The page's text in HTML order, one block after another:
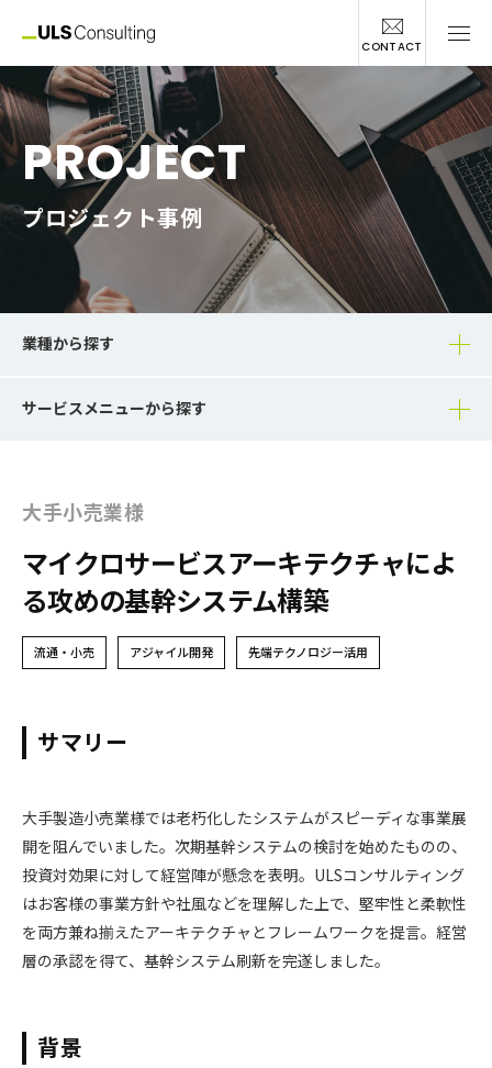
CONTACT
PROJECT
プロジェクト事例
業種から探す
サービスメニューから探す
大手小売業様
マイクロサービスアーキテクチャによ
る攻めの基幹システム構築
流通・小売 アジャイル開発 先端テクノロジー活用
サマリー
大手製造小売業様では老朽化したシステムがスピーディな事業展
開を阻んでいました。次期基幹システムの検討を始めたものの、
投資対効果に対して経営陣が懸念を表明。ULSコンサルティング
はお客様の事業方針や社風などを理解した上で、堅牢性と柔軟性
を両方兼ね揃えたアーキテクチャとフレームワークを提言。経営
層の承認を得て、基幹システム刷新を完遂しました。
背景